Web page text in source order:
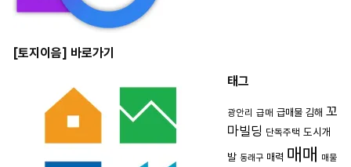
[토지이음] 바로가기
태그
광안리 급매 급매물 김해 꼬
마빌딩 단독주택 도시개
발 동래구 매력 매매 매물